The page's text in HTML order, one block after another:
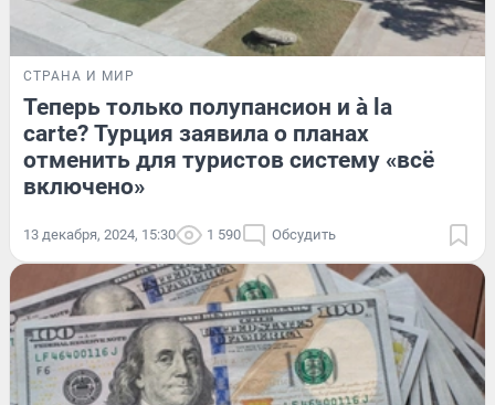
СТРАНА И МИР
Теперь только полупансион и à la
carte? Турция заявила о планах
отменить для туристов систему «всё
включено»
13 декабря, 2024, 15:30 1 590 Обсудить